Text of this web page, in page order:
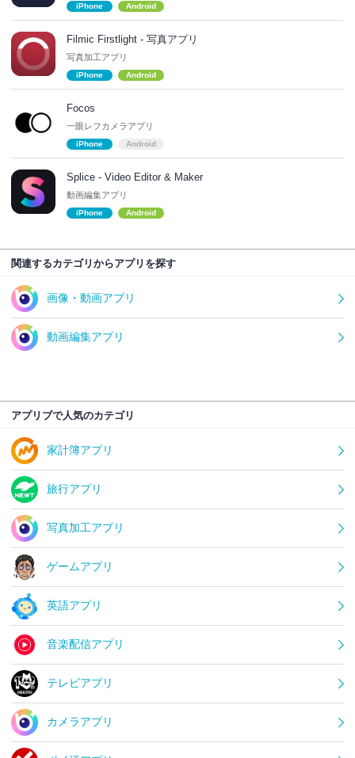
iPhone Android
Filmic Firstlight - 写真アプリ
写真加工アプリ
iPhone Android
Focos
一眼レフカメラアプリ
iPhone Android
Splice - Video Editor & Maker
動画編集アプリ
iPhone Android
関連するカテゴリからアプリを探す
画像・動画アプリ
動画編集アプリ
アプリブで人気のカテゴリ
家計簿アプリ
旅行アプリ
写真加工アプリ
ゲームアプリ
英語アプリ
音楽配信アプリ
テレビアプリ
カメラアプリ